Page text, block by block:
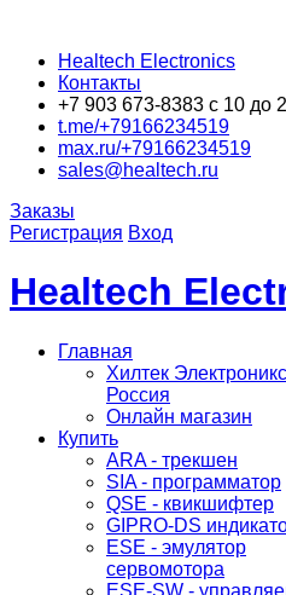
Healtech Electronics
Контакты
+7 903 673-8383 с 10 до
t.me/+79166234519
max.ru/+79166234519
sales@healtech.ru
Заказы
Регистрация Вход
Healtech
Главная
Хилтек Электроникс
Россия
Онлайн магазин
Купить
ARA - трекшен
SIA - программатор
QSE - квикшифтер
GIPRO-DS
ESE - эмулятор
сервомотора
ESE-SW -